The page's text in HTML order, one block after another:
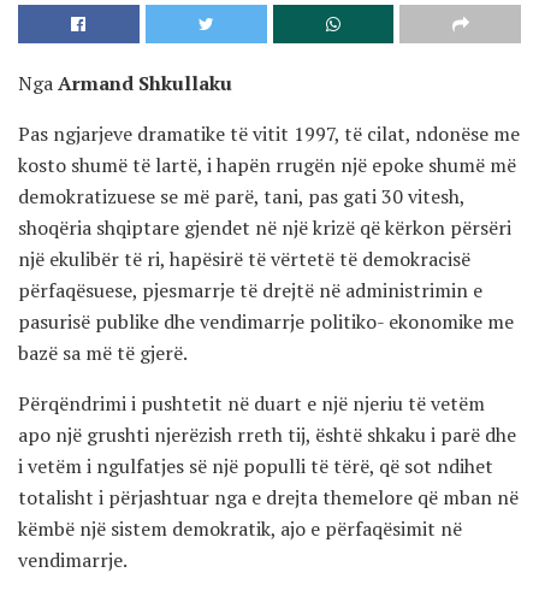
NgaArmand Shkullaku
Pas ngjarjeve dramatike të vitit 1997, të cilat, ndonëse me
kosto shumë të lartë, i hapën rrugën një epoke shumë më
demokratizuese se më parë, tani, pas gati 30 vitesh,
shoqëria shqiptare gjendet në një krizë që kërkon përsëri
një ekulibër të ri, hapësirë të vërtetë të demokracisë
përfaqësuese, pjesmarrje të drejtë në administrimin e
pasurisë publike dhe vendimarrje politiko- ekonomike me
bazë sa më të gjerë.
Përqëndrimi i pushtetit në duart e një njeriu të vetëm
apo një grushti njerëzish rreth tij, është shkaku i parë dhe
i vetëm i ngulfatjes së një populli të tërë, që sot ndihet
totalisht i përjashtuar nga e drejta themelore që mban në
këmbë një sistem demokratik, ajo e përfaqësimit në
vendimarrje.